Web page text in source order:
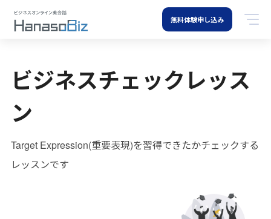
無料体験申し込み
ビジネスチェックレッス
ン
Target Expression(重要表現)を習得できたかチェックする
レッスンです